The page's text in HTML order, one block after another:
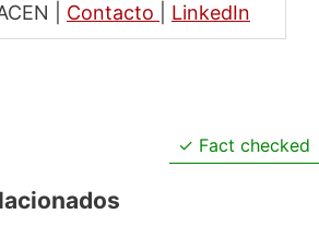
Contacto LinkedIn
Fact checked